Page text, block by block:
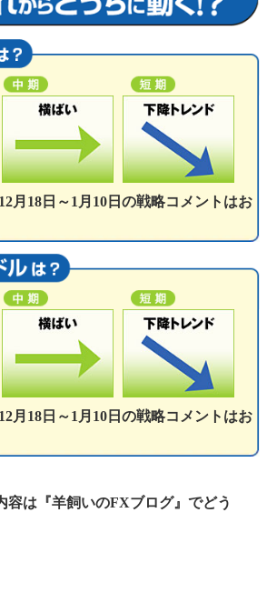
月18日～1月10日の戦略コメントはお
月18日～1月10日の戦略コメントはお
は『羊飼いのFXブログ』でどう